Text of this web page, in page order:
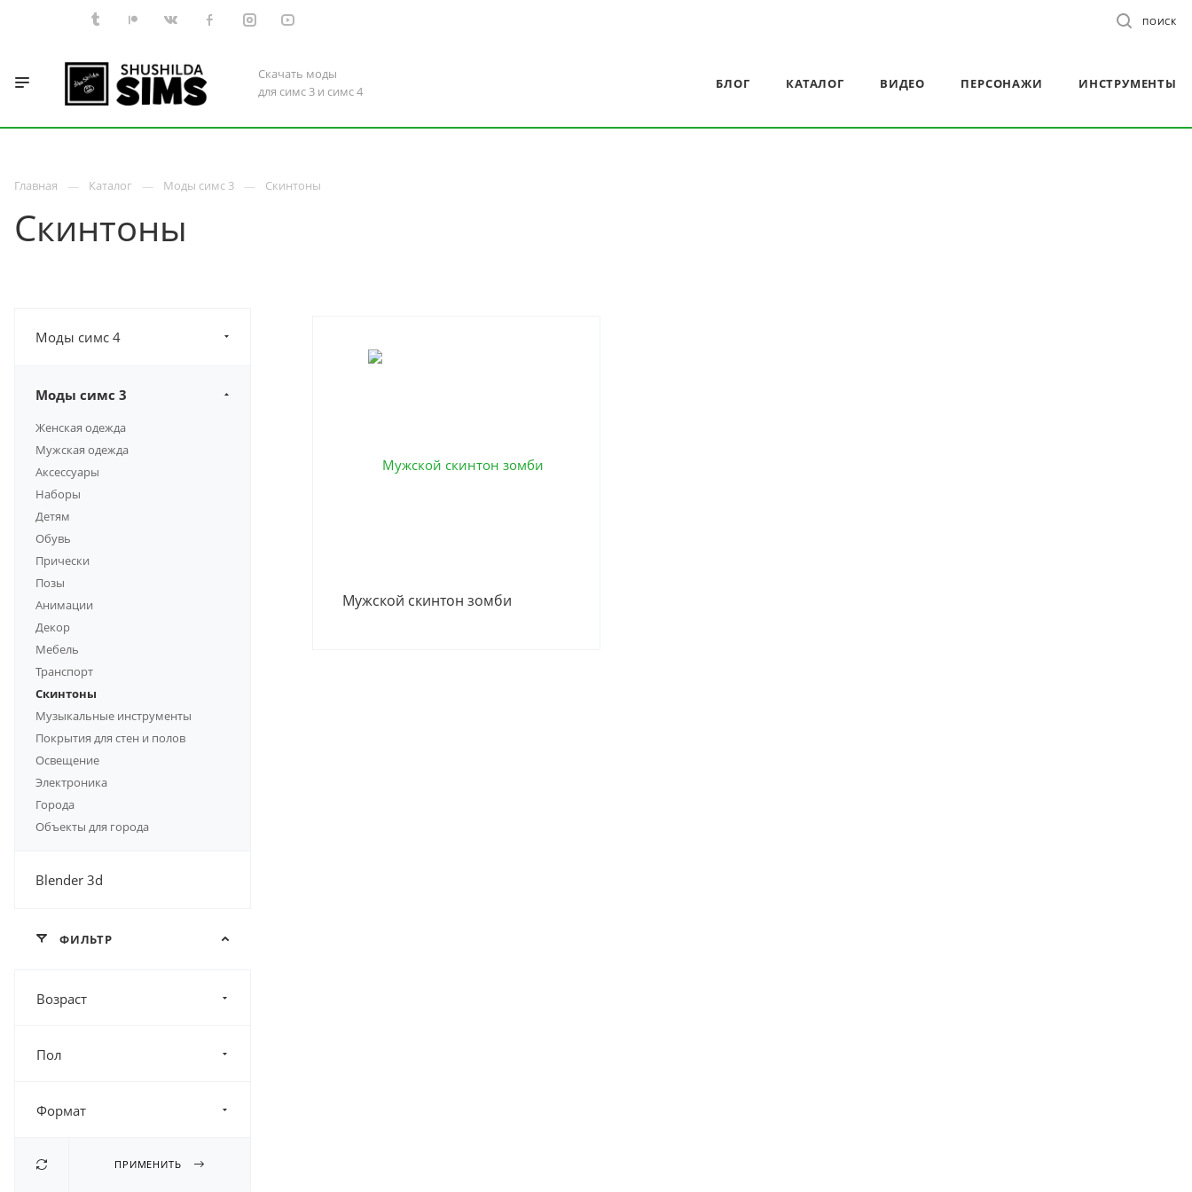
ПОИСК
Скачать моды
для симс 3 и симс 4
БЛОГ КАТАЛОГ ВИДЕО ПЕРСОНАЖИ ИНСТРУМЕНТЫ
Главная Каталог Моды симс 3 Скинтоны
Скинтоны
Моды симс 4
Моды симс 3
Женская одежда
Мужская одежда
Аксессуары
Наборы
Детям
Обувь
Прически
Позы
Анимации
Декор
Мебель
Транспорт
Скинтоны
Музыкальные инструменты
Покрытия для стен и полов
Освещение
Электроника
Города
Объекты для города
Blender 3d
ФИЛЬТР
Возраст
Пол
Формат
ПРИМЕНИТЬ
Мужской скинтон зомби